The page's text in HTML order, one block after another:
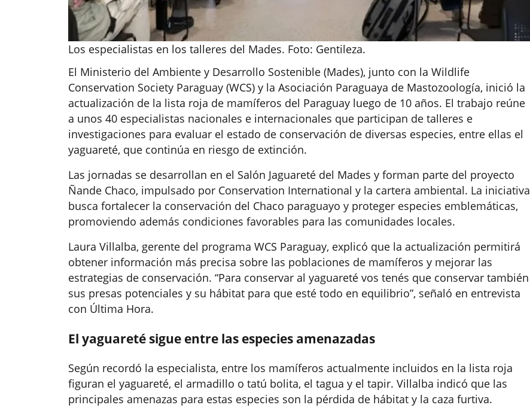
Los especialistas en los talleres del Mades. Foto: Gentileza.
El Ministerio del Ambiente y Desarrollo Sostenible (Mades), junto con la Wildlife
Conservation Society Paraguay (WCS) y la Asociación Paraguaya de Mastozoología, inició la
actualización de la lista roja de mamíferos del Paraguay luego de 10 años. El trabajo reúne
a unos 40 especialistas nacionales e internacionales que participan de talleres e
investigaciones para evaluar el estado de conservación de diversas especies, entre ellas el
yaguareté, que continúa en riesgo de extinción.
Las jornadas se desarrollan en el Salón Jaguareté del Mades y forman parte del proyecto
Ñande Chaco, impulsado por Conservation International y la cartera ambiental. La iniciativa
busca fortalecer la conservación del Chaco paraguayo y proteger especies emblemáticas,
promoviendo además condiciones favorables para las comunidades locales.
Laura Villalba, gerente del programa WCS Paraguay, explicó que la actualización permitirá
obtener información más precisa sobre las poblaciones de mamíferos y mejorar las
estrategias de conservación. “Para conservar al yaguareté vos tenés que conservar también
sus presas potenciales y su hábitat para que esté todo en equilibrio”, señaló en entrevista
con Última Hora.
El yaguareté sigue entre las especies amenazadas
Según recordó la especialista, entre los mamíferos actualmente incluidos en la lista roja
figuran el yaguareté, el armadillo o tatú bolita, el tagua y el tapir. Villalba indicó que las
principales amenazas para estas especies son la pérdida de hábitat y la caza furtiva.